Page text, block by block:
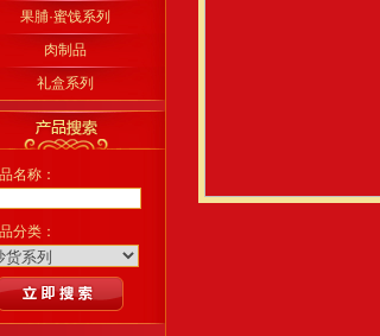
果脯·蜜饯系列
肉制品
礼盒系列
名称：
分类：